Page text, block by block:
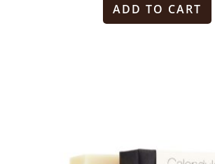
ADD TO CART